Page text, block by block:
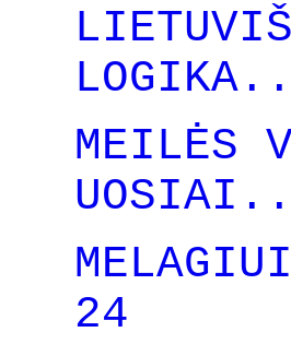
MEILĖS
24